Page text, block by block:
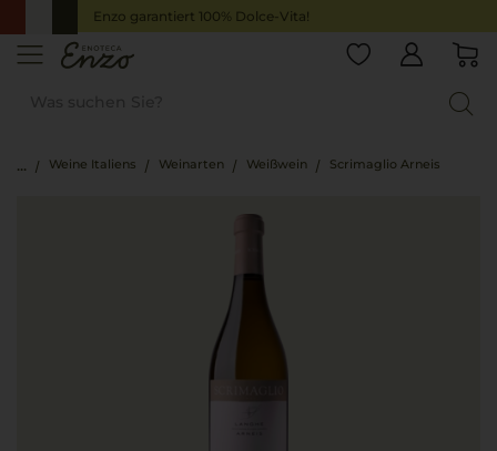
Enzo garantiert 100% Dolce-Vita!
Weine Italiens Weinarten Weißwein Scrimaglio Arneis